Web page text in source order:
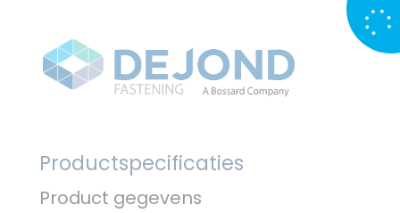
Productspecificaties
Product gegevens